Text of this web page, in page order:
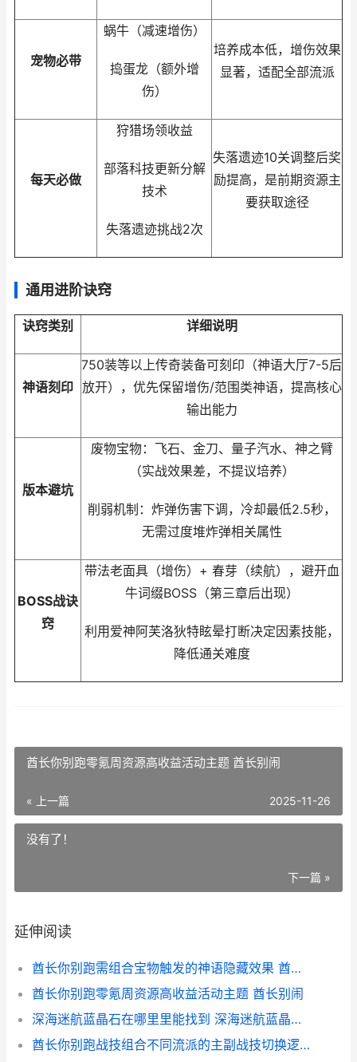
宠物必带
蜗牛（减速增伤）
捣蛋龙（额外增
伤）
培养成本低，增伤效果
显著，适配全部流派
每天必做
狩猎场领收益
部落科技更新分解
技术
失落遗迹挑战2次
失落遗迹10关调整后奖
励提高，是前期资源主
要获取途径
通用进阶诀窍
诀窍类别 详细说明
神语刻印
750装等以上传奇装备可刻印（神语大厅7-5后
放开），优先保留增伤/范围类神语，提高核心
输出能力
版本避坑
废物宝物：飞石、金刀、量子汽水、神之臂
（实战效果差，不提议培养）
削弱机制：炸弹伤害下调，冷却最低2.5秒，
无需过度堆炸弹相关属性
BOSS战诀
窍
带法老面具（增伤）+ 春芽（续航），避开血
牛词缀BOSS（第三章后出现）
利用爱神阿芙洛狄特眩晕打断决定因素技能，
降低通关难度
酋长你别跑零氪周资源高收益活动主题 酋长别闹
« 上一篇 2025-11-26
没有了！
下一篇 »
延伸阅读
酋长你别跑需组合宝物触发的神语隐藏效果 酋长大人别碰我免费全文阅读
酋长你别跑零氪周资源高收益活动主题 酋长别闹
深海迷航蓝晶石在哪里里能找到 深海迷航蓝晶石怎么采集
酋长你别跑战技组合不同流派的主副战技切换逻辑 酋长别闹视频全集